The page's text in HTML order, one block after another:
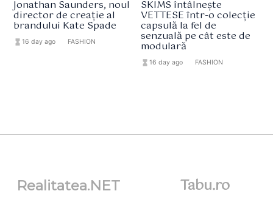
Jonathan Saunders, noul
director de creație al
brandului Kate Spade
hourglass_full16 day ago FASHION
SKIMS întâlnește
VETTESE într-o colecție
capsulă la fel de
senzuală pe cât este de
modulară
hourglass_full 16 day ago FASHION
Realitatea.NET Tabu.ro